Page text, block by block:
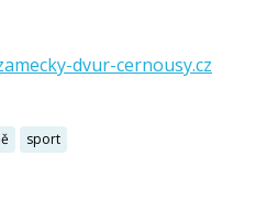
dvur-cernousy.cz
sport